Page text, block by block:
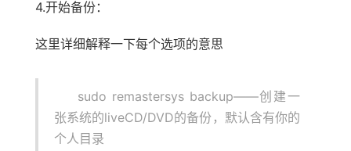
4.开始备份：
这里详细解释一下每个选项的意思
sudo remastersys backup——创建一
张系统的liveCD/DVD的备份，默认含有你的
个人目录